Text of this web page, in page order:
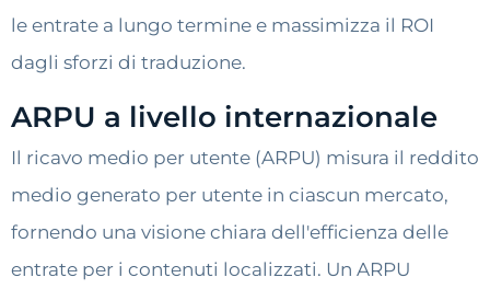
le entrate a lungo termine e massimizza il ROI
dagli sforzi di traduzione.
ARPU a livello internazionale
Il ricavo medio per utente (ARPU) misura il reddito
medio generato per utente in ciascun mercato,
fornendo una visione chiara dell'efficienza delle
entrate per i contenuti localizzati. Un ARPU